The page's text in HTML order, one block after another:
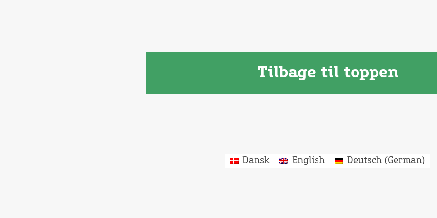
Tilbage til toppen
Dansk English Deutsch(German)